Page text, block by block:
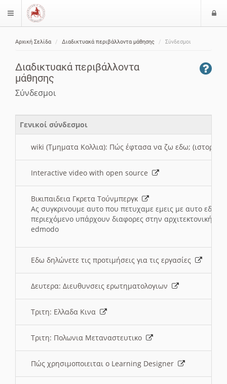
$langMenu
Αρχική Σελίδα Διαδικτυακά περιβάλλοντα μάθησης Σύνδεσμοι
Διαδικτυακά περιβάλλοντα
μάθησης
Σύνδεσμοι
Γενικοί σύνδεσμοι
wiki (Τμηματα Κολλια): Πώς έφτασα να ζω εδω; (ιστορια)
Interactive video with open source
Βικιπαιδεια Γκρετα Τούνμπεργκ
Ας συγκρινουμε αυτο που πετυχαμε εμεις με αυτο εδω
περιεχόμενο υπάρχουν διαφορες στην αρχιτεκτονική
edmodo
Εδω δηλώνετε τις προτιμήσεις για τις εργασίες
Δευτερα: Διευθυνσεις ερωτηματολογιων
Τριτη: Ελλαδα Κινα
Τριτη: Πολωνια Μεταναστευτικο
Πώς χρησιμοποιειται ο Learning Designer